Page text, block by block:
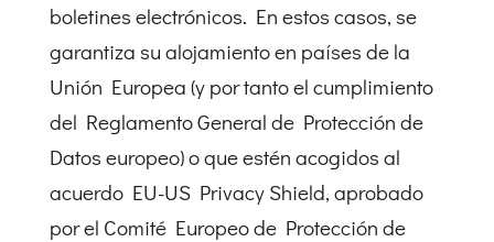
boletines electrónicos. En estos casos, se
garantiza su alojamiento en países de la
Unión Europea (y por tanto el cumplimiento
del Reglamento General de Protección de
Datos europeo) o que estén acogidos al
acuerdo EU-US Privacy Shield, aprobado
por el Comité Europeo de Protección de